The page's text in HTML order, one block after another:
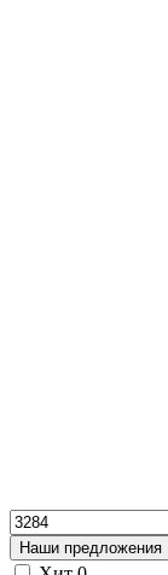
Наши предложения